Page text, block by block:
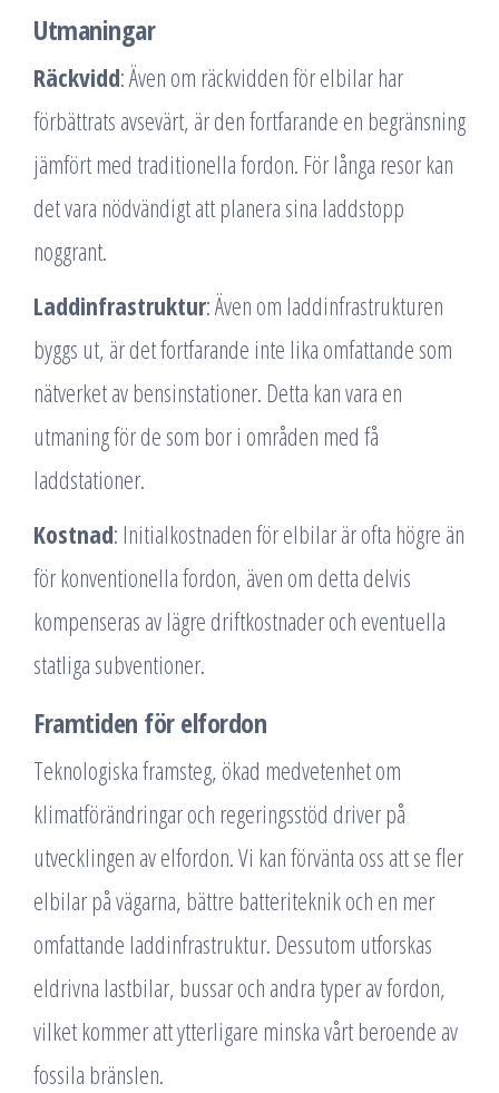
Utmaningar
Räckvidd: Även om räckvidden för elbilar har
förbättrats avsevärt, är den fortfarande en begränsning
jämfört med traditionella fordon. För långa resor kan
det vara nödvändigt att planera sina laddstopp
noggrant.
Laddinfrastruktur: Även om laddinfrastrukturen
byggs ut, är det fortfarande inte lika omfattande som
nätverket av bensinstationer. Detta kan vara en
utmaning för de som bor i områden med få
laddstationer.
Kostnad: Initialkostnaden för elbilar är ofta högre än
för konventionella fordon, även om detta delvis
kompenseras av lägre driftkostnader och eventuella
statliga subventioner.
Framtiden för elfordon
Teknologiska framsteg, ökad medvetenhet om
klimatförändringar och regeringsstöd driver på
utvecklingen av elfordon. Vi kan förvänta oss att se fler
elbilar på vägarna, bättre batteriteknik och en mer
omfattande laddinfrastruktur. Dessutom utforskas
eldrivna lastbilar, bussar och andra typer av fordon,
vilket kommer att ytterligare minska vårt beroende av
fossila bränslen.